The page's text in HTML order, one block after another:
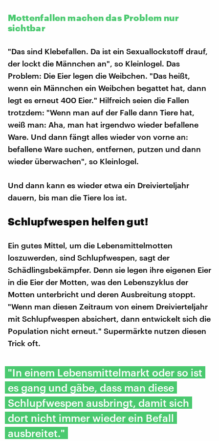
Mottenfallen machen das Problem nur
sichtbar
"Das sind Klebefallen. Da ist ein Sexuallockstoff drauf,
der lockt die Männchen an", so Kleinlogel. Das
Problem: Die Eier legen die Weibchen. "Das heißt,
wenn ein Männchen ein Weibchen begattet hat, dann
legt es erneut 400 Eier." Hilfreich seien die Fallen
trotzdem: "Wenn man auf der Falle dann Tiere hat,
weiß man: Aha, man hat irgendwo wieder befallene
Ware. Und dann fängt alles wieder von vorne an:
befallene Ware suchen, entfernen, putzen und dann
wieder überwachen", so Kleinlogel.
Und dann kann es wieder etwa ein Dreivierteljahr
dauern, bis man die Tiere los ist.
Schlupfwespen helfen gut!
Ein gutes Mittel, um die Lebensmittelmotten
loszuwerden, sind Schlupfwespen, sagt der
Schädlingsbekämpfer. Denn sie legen ihre eigenen Eier
in die Eier der Motten, was den Lebenszyklus der
Motten unterbricht und deren Ausbreitung stoppt.
"Wenn man diesen Zeitraum von einem Dreivierteljahr
mit Schlupfwespen absichert, dann entwickelt sich die
Population nicht erneut." Supermärkte nutzen diesen
Trick oft.
"In einem Lebensmittelmarkt oder so ist
es gang und gäbe, dass man diese
Schlupfwespen ausbringt, damit sich
dort nicht immer wieder ein Befall
ausbreitet."